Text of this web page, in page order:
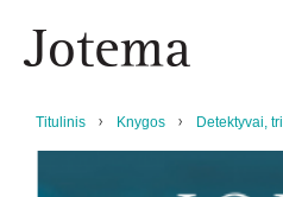
Titulinis Knygos Detektyvai,